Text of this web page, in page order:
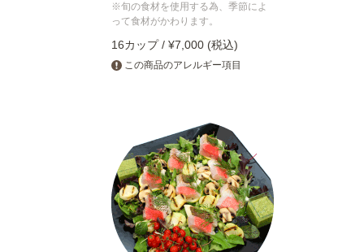
※旬の食材を使用する為、季節によ
って食材がかわります。
16カップ / ¥7,000 (税込)
この商品のアレルギー項目